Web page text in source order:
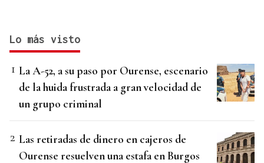
Lo más visto
La A-52, a su paso por Ourense, escenario
de la huida frustrada a gran velocidad de
un grupo criminal
Las retiradas de dinero en cajeros de
Ourense resuelven una estafa en Burgos